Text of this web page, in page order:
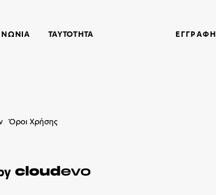
ΤΑΥΤΟΤΗΤΑ ΕΓΓΡΑΦΉ
Όροι Χρήσης